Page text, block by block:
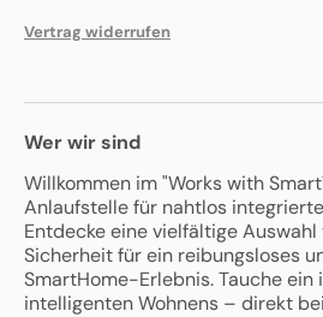
Vertrag widerrufen
Wer wir sind
Willkommen im "Works with
Anlaufstelle für nahtlos
Entdecke eine vielfältige
Sicherheit für ein reibungsloses
SmartHome-Erlebnis. Tauche ein
intelligenten Wohnens – direkt